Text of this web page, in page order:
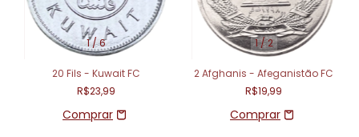
1/6
20 Fils - Kuwait FC
R$23,99
1/2
2 Afghanis - Afeganistão FC
R$19,99